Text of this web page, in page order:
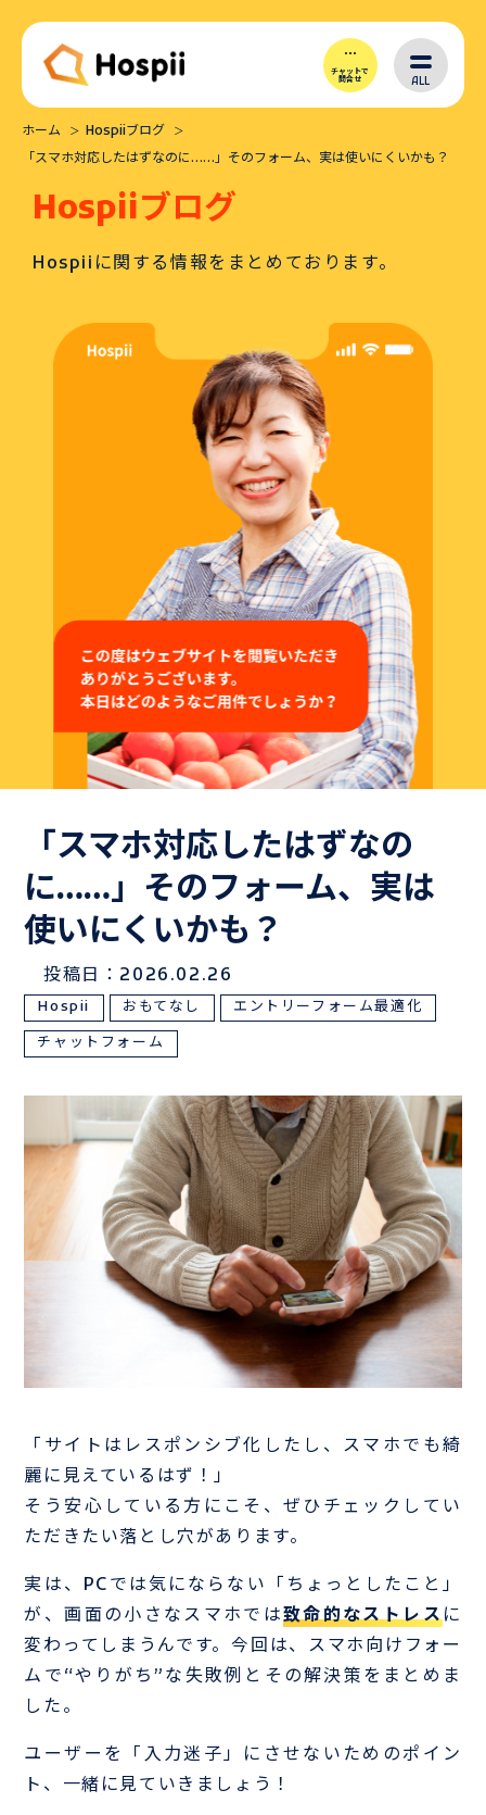
チャットで
問合せ ALL
Hospiiとは
シナリオ作成
導入メリット
Hospiiブログ
お問い合わせ
お気軽にお問い合わせください！
Hospiiを体験しながら
お問い合わせ
サンプルは
お電話でのお問い合わせはこちら
03-3839-0888
ホーム
Hospiiブログ
「スマホ対応したはずなのに……」そのフォーム、実は使いにくいかも？
Hospiiブログ
Hospiiに関する情報をまとめております。
「スマホ対応したはずなの
に……」そのフォーム、実は
使いにくいかも？
投稿日：2026.02.26
Hospii おもてなし
エントリーフォーム最適化
チャットフォーム
「サイトはレスポンシブ化したし、スマホでも綺
麗に見えているはず！」
そう安心している方にこそ、ぜひチェックしてい
ただきたい落とし穴があります。
実は、PCでは気にならない「ちょっとしたこと」
が、画面の小さなスマホでは致命的なストレスに
変わってしまうんです。今回は、スマホ向けフォー
ムで“やりがち”な失敗例とその解決策をまとめま
した。
ユーザーを「入力迷子」にさせないためのポイン
ト、一緒に見ていきましょう！